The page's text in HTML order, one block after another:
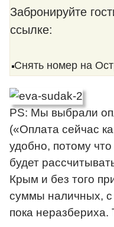
Забронируйте
ссылке:
Снять номер на
PS: Мы выбрали
(«Оплата сейчас
удобно, потому
будет
Крым и без того
суммы наличных, с
пока неразбериха.